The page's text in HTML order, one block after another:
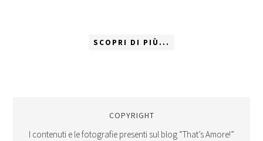
SCOPRI DI PIÙ...
COPYRIGHT
I contenuti e le fotografie presenti sul blog “That’s Amore!”